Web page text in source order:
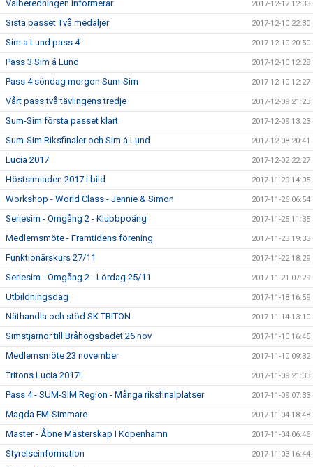
Valberedningen informerar 2017-12-12 12:33
Sista passet Två medaljer 2017-12-10 22:30
Sim a Lund pass 4 2017-12-10 20:50
Pass 3 Sim á Lund 2017-12-10 12:28
Pass 4 söndag morgon Sum-Sim 2017-12-10 12:27
Vårt pass två tävlingens tredje 2017-12-09 21:23
Sum-Sim första passet klart 2017-12-09 13:23
Sum-Sim Riksfinaler och Sim á Lund 2017-12-08 20:41
Lucia 2017 2017-12-02 22:27
Höstsimiaden 2017 i bild 2017-11-29 14:05
Workshop - World Class - Jennie & Simon 2017-11-26 06:54
Seriesim - Omgång 2 - Klubbpoäng 2017-11-25 11:35
Medlemsmöte - Framtidens förening 2017-11-23 19:33
Funktionärskurs 27/11 2017-11-22 18:29
Seriesim - Omgång 2 - Lördag 25/11 2017-11-21 07:29
Utbildningsdag 2017-11-18 16:59
Näthandla och stöd SK TRITON 2017-11-14 13:10
Simstjärnor till Bråhögsbadet 26 nov 2017-11-10 16:45
Medlemsmöte 23 november 2017-11-10 09:32
Tritons Lucia 2017! 2017-11-09 21:33
Pass 4 - SUM-SIM Region - Många riksfinalplatser 2017-11-09 07:33
Magda EM-Simmare 2017-11-04 18:48
Master - Åbne Mästerskap I Köpenhamn 2017-11-04 06:46
Styrelseinformation 2017-11-03 16:44